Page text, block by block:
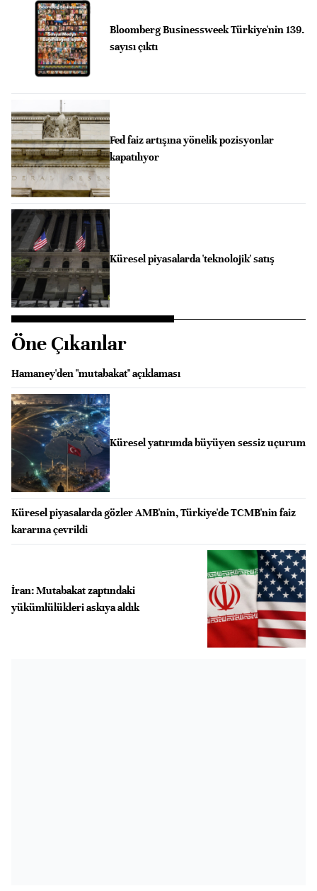
Bloomberg Businessweek Türkiye'nin 139.
sayısı çıktı
Fed faiz artışına yönelik pozisyonlar
kapatılıyor
Küresel piyasalarda 'teknolojik' satış
Öne Çıkanlar
Hamaney'den "mutabakat" açıklaması
Küresel yatırımda büyüyen sessiz uçurum
Küresel piyasalarda gözler AMB'nin, Türkiye'de TCMB'nin faiz
kararına çevrildi
İran: Mutabakat zaptındaki
yükümlülükleri askıya aldık